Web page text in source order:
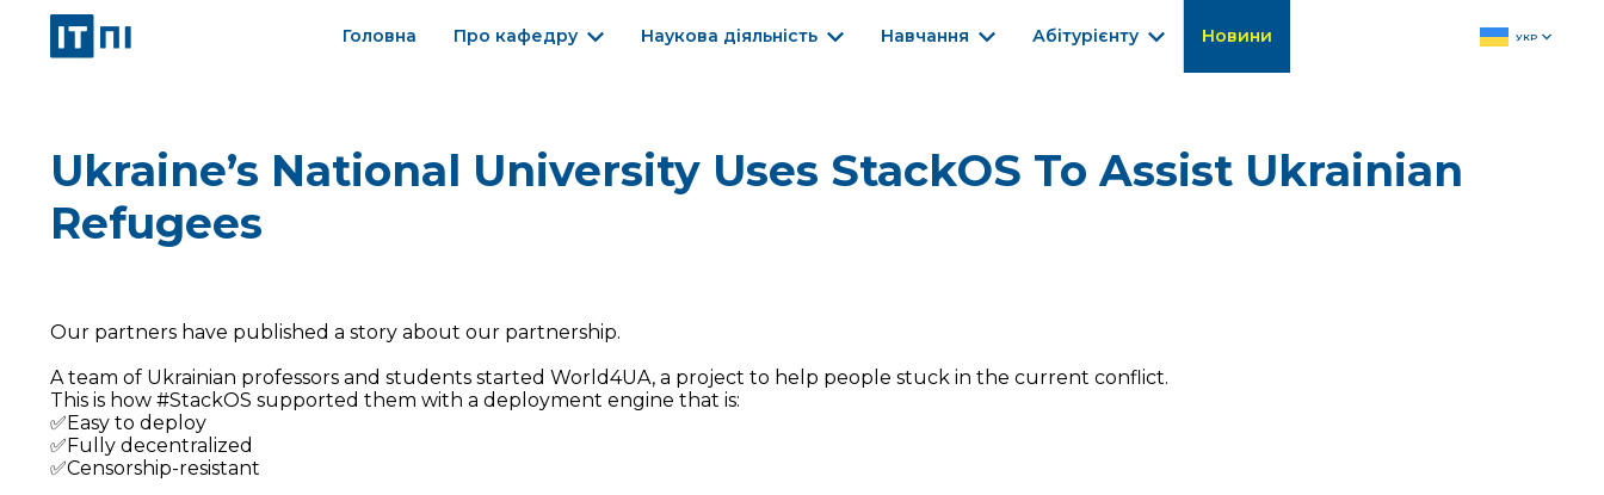
Головна Про кафедру Наукова діяльність Навчання Абітурієнту Новини УКР
Ukraine’s National University Uses StackOS To Assist Ukrainian
Refugees
Our partners have published a story about our partnership.
A team of Ukrainian professors and students started World4UA, a project to help people stuck in the current conflict.
This is how #StackOS supported them with a deployment engine that is:
✅Easy to deploy
✅Fully decentralized
✅Censorship-resistant